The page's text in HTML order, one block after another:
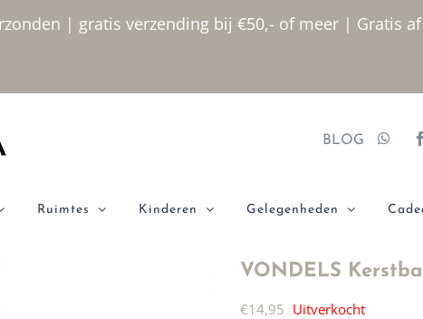
| gratis verzending bij €50,- of meer | Gratis
BLOG
Ruimtes Kinderen Gelegenheden
VONDELS
€14,95 Uitverkocht